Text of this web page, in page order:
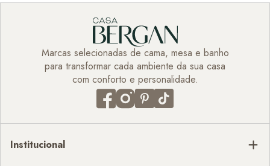
Marcas selecionadas de cama, mesa e banho
para transformar cada ambiente da sua casa
com conforto e personalidade.
Institucional